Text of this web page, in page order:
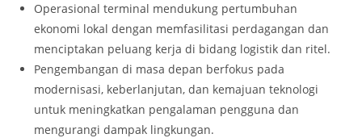
Operasional terminal mendukung pertumbuhan
ekonomi lokal dengan memfasilitasi perdagangan dan
menciptakan peluang kerja di bidang logistik dan ritel.
Pengembangan di masa depan berfokus pada
modernisasi, keberlanjutan, dan kemajuan teknologi
untuk meningkatkan pengalaman pengguna dan
mengurangi dampak lingkungan.